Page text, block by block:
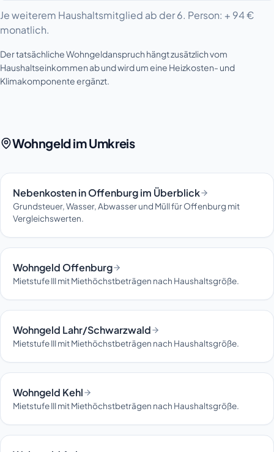
Je weiterem Haushaltsmitglied ab der 6. Person: + 94 €
monatlich.
Der tatsächliche Wohngeldanspruch hängt zusätzlich vom
Haushaltseinkommen ab und wird um eine Heizkosten- und
Klimakomponente ergänzt.
Wohngeld im Umkreis
Nebenkosten in Offenburg im Überblick
Grundsteuer, Wasser, Abwasser und Müll für Offenburg mit
Vergleichswerten.
Wohngeld Offenburg
Mietstufe III mit Miethöchstbeträgen nach Haushaltsgröße.
Wohngeld Lahr/Schwarzwald
Mietstufe III mit Miethöchstbeträgen nach Haushaltsgröße.
Wohngeld Kehl
Mietstufe III mit Miethöchstbeträgen nach Haushaltsgröße.